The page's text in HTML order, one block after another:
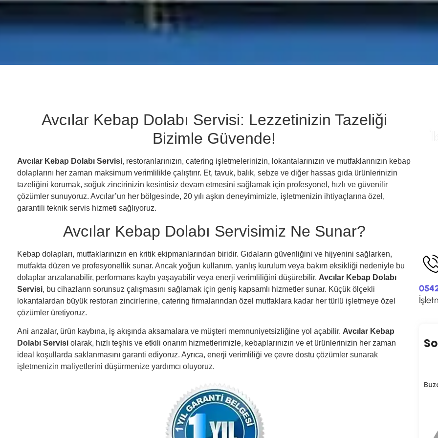
Avcılar Kebap Dolabı Servisi: Lezzetinizin Tazeliği
Bizimle Güvende!
Avcılar Kebap Dolabı Servisi, restoranlarınızın, catering işletmelerinizin, lokantalarınızın ve mutfaklarınızın kebap
dolaplarını her zaman maksimum verimlilikle çalıştırır. Et, tavuk, balık, sebze ve diğer hassas gıda ürünlerinizin
tazeliğini korumak, soğuk zincirinizin kesintisiz devam etmesini sağlamak için profesyonel, hızlı ve güvenilir
çözümler sunuyoruz. Avcılar’un her bölgesinde, 20 yılı aşkın deneyimimizle, işletmenizin ihtiyaçlarına özel,
garantili teknik servis hizmeti sağlıyoruz.
Avcılar Kebap Dolabı Servisimiz Ne Sunar?
Kebap dolapları, mutfaklarınızın en kritik ekipmanlarından biridir. Gıdaların güvenliğini ve hijyenini sağlarken,
mutfakta düzen ve profesyonellik sunar. Ancak yoğun kullanım, yanlış kurulum veya bakım eksikliği nedeniyle bu
dolaplar arızalanabilir, performans kaybı yaşayabilir veya enerji verimliliğini düşürebilir. Avcılar Kebap Dolabı
Servisi, bu cihazların sorunsuz çalışmasını sağlamak için geniş kapsamlı hizmetler sunar. Küçük ölçekli
lokantalardan büyük restoran zincirlerine, catering firmalarından özel mutfaklara kadar her türlü işletmeye özel
çözümler üretiyoruz.
Ani arızalar, ürün kaybına, iş akışında aksamalara ve müşteri memnuniyetsizliğine yol açabilir. Avcılar Kebap
Dolabı Servisi olarak, hızlı teşhis ve etkili onarım hizmetlerimizle, kebaplarınızın ve et ürünlerinizin her zaman
ideal koşullarda saklanmasını garanti ediyoruz. Ayrıca, enerji verimliliği ve çevre dostu çözümler sunarak
işletmenizin maliyetlerini düşürmenize yardımcı oluyoruz.